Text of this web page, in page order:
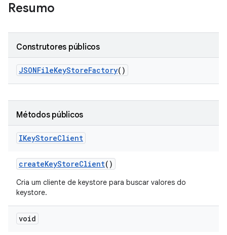
Resumo
Construtores públicos
JSONFileKeyStoreFactory()
Métodos públicos
IKeyStoreClient
createKeyStoreClient()
Cria um cliente de keystore para buscar valores do
keystore.
void